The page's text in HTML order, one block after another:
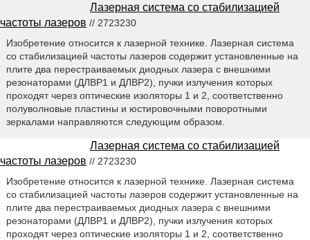
Лазерная система со стабилизацией
частоты лазеров // 2723230
Изобретение относится к лазерной технике. Лазерная система
со стабилизацией частоты лазеров содержит установленные на
плите два перестраиваемых диодных лазера с внешними
резонаторами (ДЛВР1 и ДЛВР2), пучки излучения которых
проходят через оптические изоляторы 1 и 2, соответственно
полуволновые пластины и юстировочными поворотными
зеркалами направляются следующим образом.
Лазерная система со стабилизацией
частоты лазеров // 2723230
Изобретение относится к лазерной технике. Лазерная система
со стабилизацией частоты лазеров содержит установленные на
плите два перестраиваемых диодных лазера с внешними
резонаторами (ДЛВР1 и ДЛВР2), пучки излучения которых
проходят через оптические изоляторы 1 и 2, соответственно